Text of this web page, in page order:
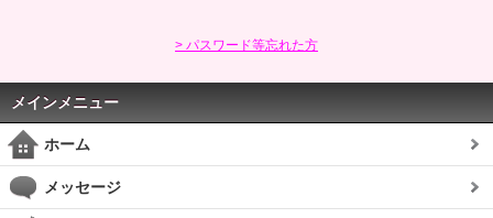
> パスワード等忘れた方
メインメニュー
ホーム
メッセージ